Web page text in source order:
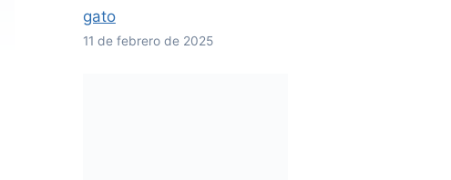
gato
11 de febrero de 2025